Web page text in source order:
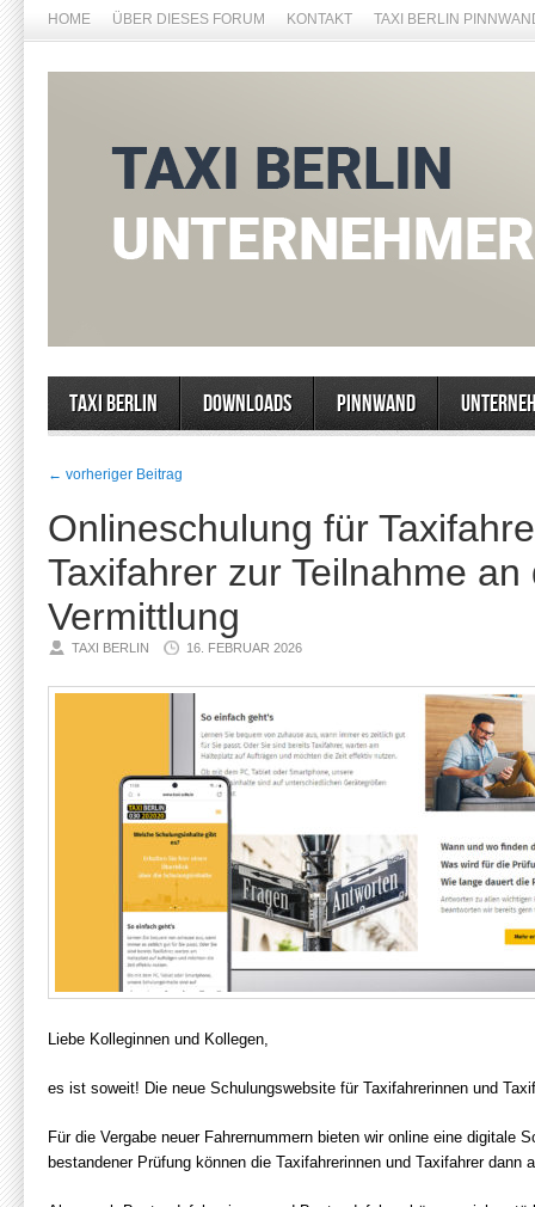
HOME ÜBER DIESES FORUM KONTAKT TAXI BERLIN
Taxi Berlin Downloads Pinnwand
← vorheriger Beitrag
Onlineschulung für
Taxifahrer zur Teilnahme an
Vermittlung
TAXI BERLIN 16. FEBRUAR 2026
Liebe Kolleginnen und Kollegen,
es ist soweit! Die neue Schulungswebsite für Taxifahrerinnen und
Für die Vergabe neuer Fahrernummern bieten wir online eine digitale
bestandener Prüfung können die Taxifahrerinnen und Taxifahrer dann